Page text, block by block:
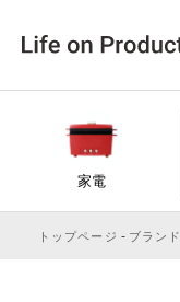
家電
トップページ ブランド